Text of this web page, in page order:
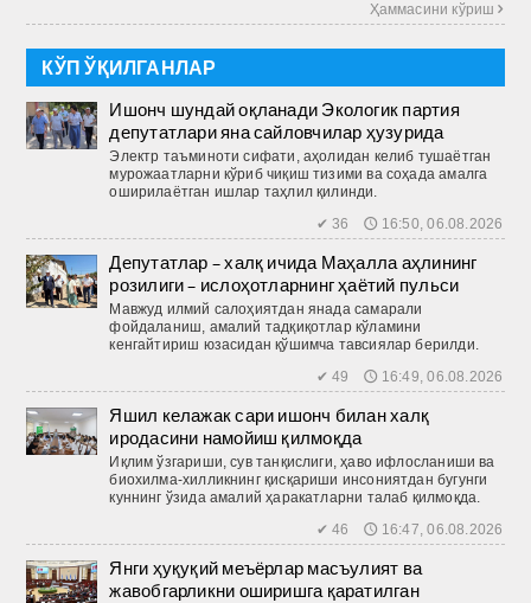
Ҳаммасини кўриш 
КЎП ЎҚИЛГАНЛАР
Ишонч шундай оқланади Экологик партия
депутатлари яна сайловчилар ҳузурида
Электр таъминоти сифати, аҳолидан келиб тушаётган
мурожаатларни кўриб чиқиш тизими ва соҳада амалга
оширилаётган ишлар таҳлил қилинди.
✔ 36 🕔 16:50, 06.08.2026
Депутатлар – халқ ичида Маҳалла аҳлининг
розилиги – ислоҳотларнинг ҳаётий пульси
Мавжуд илмий салоҳиятдан янада самарали
фойдаланиш, амалий тадқиқотлар кўламини
кенгайтириш юзасидан қўшимча тавсиялар берилди.
✔ 49 🕔 16:49, 06.08.2026
Яшил келажак сари ишонч билан халқ
иродасини намойиш қилмоқда
Иқлим ўзгариши, сув танқислиги, ҳаво ифлосланиши ва
биохилма-хилликнинг қисқариши инсониятдан бугунги
куннинг ўзида амалий ҳаракатларни талаб қилмоқда.
✔ 46 🕔 16:47, 06.08.2026
Янги ҳуқуқий меъёрлар масъулият ва
жавобгарликни оширишга қаратилган